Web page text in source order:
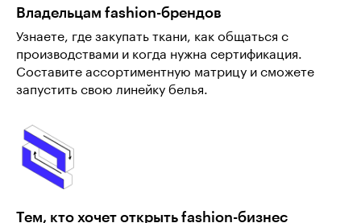
Владельцам fashion-брендов
Узнаете, где закупать ткани, как общаться с
производствами и когда нужна сертификация.
Составите ассортиментную матрицу и сможете
запустить свою линейку белья.
Тем, кто хочет открыть fashion-бизнес